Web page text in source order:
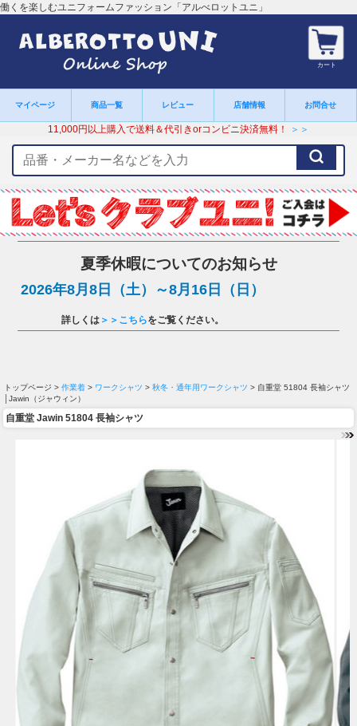
働くを楽しむユニフォームファッション「アルべロットユニ」
カート
マイページ 商品一覧 レビュー 店舗情報 お問合せ
11,000円以上購入で送料＆代引きorコンビニ決済無料！ ＞＞
ー
ワ
ー
ド
夏季休暇についてのお知らせ
2026年8月8日（土）～8月16日（日）
詳しくは ＞＞こちらをご覧ください。
トップページ > 作業着 > ワークシャツ > 秋冬・通年用ワークシャツ > 自重堂 51804 長袖シャツ
│Jawin（ジャウィン）
自重堂 Jawin 51804 長袖シャツ